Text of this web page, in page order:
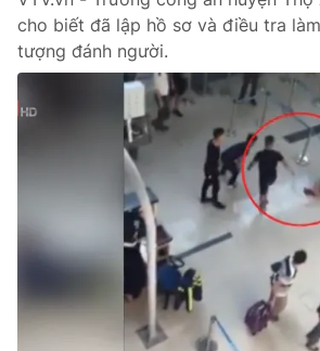
cho biết đã lập hồ sơ và điều tra
tượng đánh người.